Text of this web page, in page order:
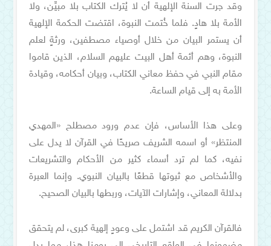
وقد جرت السنة الإلهية أن لا يُترك الكتاب بلا مبيِّن، ولا
الأمة بلا هادٍ. فلما خُتمت النبوة، اقتضت الحكمة الإلهية
أن يستمر البيان من خلال أوصياء مصطفين، ورثةٍ لعلم
النبوة، وهم أئمة أهل البيت عليهم السلام، الذين قاموا
مقام النبي في حفظ معاني الكتاب، وبيان أحكامه، وقيادة
الأمة به إلى قيام الساعة.
وعلى هذا الأساس، فإن عدم ورود مصطلح «المهدي
المنتظر» أو اسمه الشريف صريحًا في القرآن لا يدل على
نفيه، كما لم ترد أسماء كثير من الأحكام والتشريعات
والأشخاص مع ثبوتها قطعًا بالبيان النبوي. وإنما العبرة
بدلالة المعاني، وإشارات الآيات، وربطها بالبيان الصحيح.
فالقرآن الكريم قد اشتمل على وعودٍ إلهية كبرى، لم يتحقق